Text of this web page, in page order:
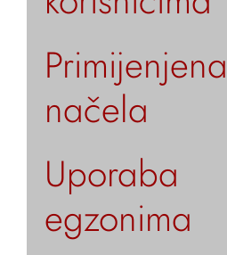
Primijenjena
načela
Uporaba
egzonima